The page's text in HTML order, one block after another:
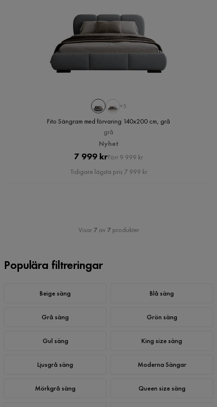
+5
Fito Sängram med förvaring 140x200 cm, grå
grå
Nyhet
Pris
7 999 krOriginal
Pris
Förr 9 999 kr
Tidigare lägsta pris 7 999 kr
Visar 7av 7produkter
Populära filtreringar
Beige säng Blå säng
Grå säng Grön säng
Gul säng King size säng
Ljusgrå säng Moderna Sängar
Mörkgrå säng Queen size säng